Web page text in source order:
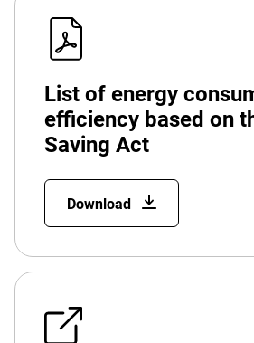
List of energy
efficiency based on
Saving Act
Download